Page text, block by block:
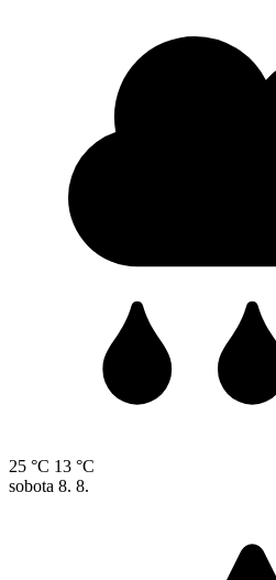
25 °C 13 °C
sobota 8. 8.